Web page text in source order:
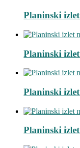
Planinski
Planinski
Planinski
Planinski